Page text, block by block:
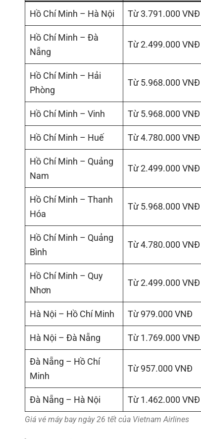
Hồ Chí Minh – Hà Nội Từ 3.791.000 VNĐ
Hồ Chí Minh – Đà
Nẵng
Từ 2.499.000 VNĐ
Hồ Chí Minh – Hải
Phòng
Từ 5.968.000 VNĐ
Hồ Chí Minh – Vinh Từ 5.968.000 VNĐ
Hồ Chí Minh – Huế Từ 4.780.000 VNĐ
Hồ Chí Minh – Quảng
Nam
Từ 2.499.000 VNĐ
Hồ Chí Minh – Thanh
Hóa
Từ 5.968.000 VNĐ
Hồ Chí Minh – Quảng
Bình
Từ 4.780.000 VNĐ
Hồ Chí Minh – Quy
Nhơn
Từ 2.499.000 VNĐ
Hà Nội – Hồ Chí Minh Từ 979.000 VNĐ
Hà Nội – Đà Nẵng Từ 1.769.000 VNĐ
Đà Nẵng – Hồ Chí
Minh
Từ 957.000 VNĐ
Đà Nẵng – Hà Nội Từ 1.462.000 VNĐ
Giá vé máy bay ngày 26 tết của Vietnam Airlines